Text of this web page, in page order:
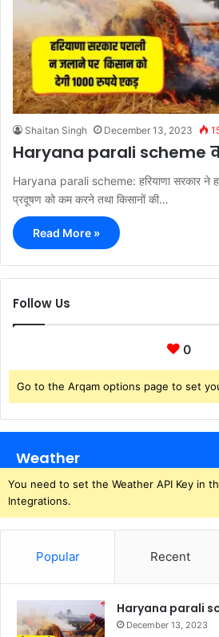
Shaitan Singh December 13, 2023
Haryana parali scheme
Haryana parali scheme: हरियाणा सरकार ने
प्रदूषण को कम करने तथा किसानों की…
Read More »
Follow Us
0
Go to the Arqam options page to set
Weather
You need to set the Weather API Key in
Integrations.
Popular Recent
Haryana parali
December 13, 2023